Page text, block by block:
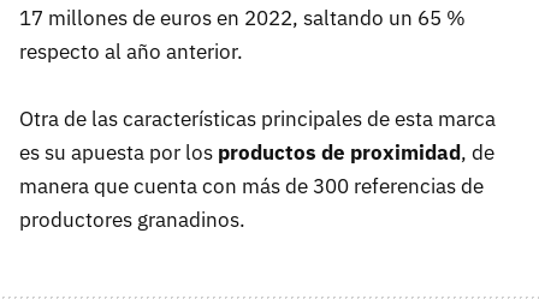
17 millones de euros en 2022, saltando un 65 %
respecto al año anterior.
Otra de las características principales de esta marca
es su apuesta por los productos de proximidad, de
manera que cuenta con más de 300 referencias de
productores granadinos.